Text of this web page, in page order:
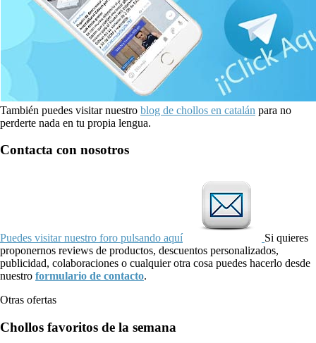
También puedes visitar nuestro blog de chollos en catalán para no
perderte nada en tu propia lengua.
Contacta con nosotros
Puedes visitar nuestro foro pulsando aquí
Si quieres
proponernos reviews de productos, descuentos personalizados,
publicidad, colaboraciones o cualquier otra cosa puedes hacerlo desde
nuestro formulario de contacto.
Otras ofertas
Chollos favoritos de la semana